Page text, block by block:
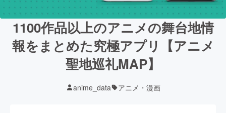
1100作品以上のアニメの舞台地情
報をまとめた究極アプリ【アニメ
聖地巡礼MAP】
anime_data アニメ・漫画